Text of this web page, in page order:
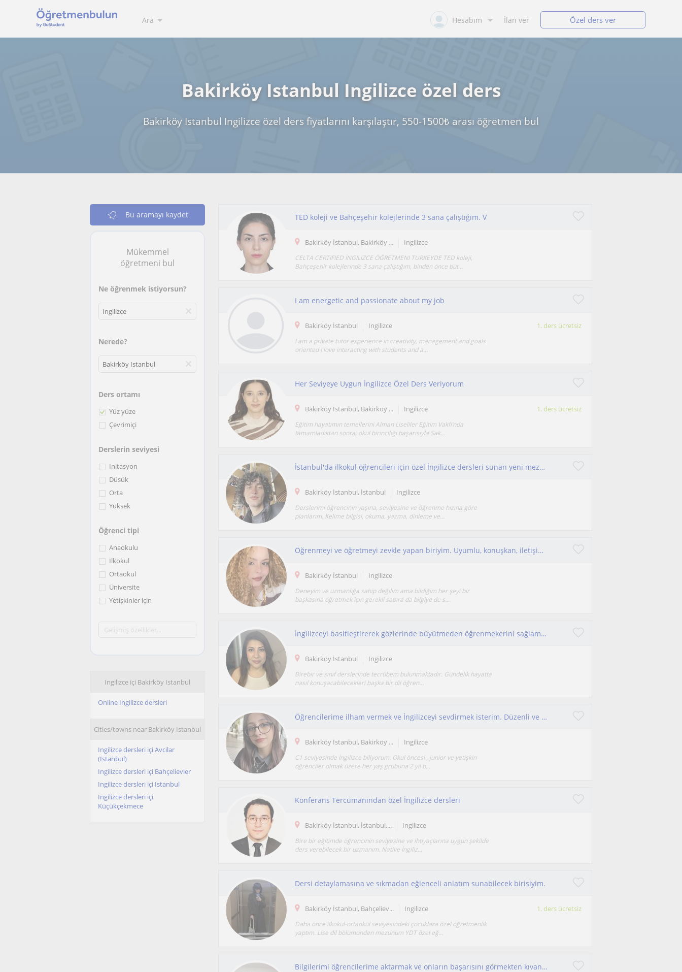
Ara Hesabım İlan ver Özel ders ver
Bakirköy Istanbul Ingilizce özel ders
Bakirköy Istanbul Ingilizce özel ders fiyatlarını karşılaştır, 550-1500₺ arası öğretmen bul
Bu aramayı kaydet
Mükemmel
öğretmeni bul
Ne öğrenmek istiyorsun?
Nerede?
Ders ortamı
Yüz yüze
Çevrimiçi
Derslerin seviyesi
Initasyon
Düsük
Orta
Yüksek
Öğrenci tipi
Anaokulu
İlkokul
Ortaokul
Üniversite
Yetişkinler için
Ingilizce içi Bakirköy Istanbul
Online Ingilizce dersleri
Cities/towns near Bakirköy Istanbul
Ingilizce dersleri içi Avcilar
(Istanbul)
Ingilizce dersleri içi Bahçelievler
Ingilizce dersleri içi Istanbul
Ingilizce dersleri içi
Küçükçekmece
TED koleji ve Bahçeşehir kolejlerinde 3 sana çalıştığım. V
Bakirköy İstanbul, Bakirköy ... Ingilizce
CELTA CERTIFIED İNGILIZCE ÖĞRETMENI TURKEYDE TED koleji,
Bahçeşehir kolejlerinde 3 sana çalıştığım, binden önce büt...
I am energetic and passionate about my job
Bakirköy İstanbul Ingilizce 1. ders ücretsiz
I am a private tutor experience in creativity, management and goals
oriented I love interacting with students and a...
Her Seviyeye Uygun İngilizce Özel Ders Veriyorum
Bakirköy İstanbul, Bakirköy ... Ingilizce 1. ders ücretsiz
Eğitim hayatımın temellerini Alman Liseliler Eğitim Vakfı’nda
tamamladıktan sonra, okul birinciliği başarısıyla Sak...
İstanbul'da ilkokul öğrencileri için özel İngilizce dersleri sunan yeni mezun anadili Türkçe olan öğretmen
Bakirköy İstanbul, İstanbul Ingilizce
Derslerimi öğrencinin yaşına, seviyesine ve öğrenme hızına göre
planlarım. Kelime bilgisi, okuma, yazma, dinleme ve...
Öğrenmeyi ve öğretmeyi zevkle yapan biriyim. Uyumlu, konuşkan, iletişim yanı güçlü biriyim.
Bakirköy İstanbul Ingilizce
Deneyim ve uzmanlığa sahip değilim ama bildiğim her şeyi bir
başkasına öğretmek için gerekli sabıra da bilgiye de s...
İngilizceyi basitleştirerek gözlerinde büyütmeden öğrenmekerini sağlamak Ortaöğretim öğrencilerine yönelik
Bakirköy İstanbul Ingilizce
Birebir ve sınıf derslerinde tecrübem bulunmaktadır. Gündelik hayatta
nasıl konuşacabilecekleri başka bir dil öğren...
Öğrencilerime ilham vermek ve İngilizceyi sevdirmek isterim. Düzenli ve tertipliyimdir . Daha önce her yaş grubuyla deneyimim oldu
Bakirköy İstanbul, Bakirköy ... Ingilizce
C1 seviyesinde İngilizce biliyorum. Okul öncesi , junior ve yetişkin
öğrenciler olmak üzere her yaş grubuna 2 yıl b...
Konferans Tercümanından özel İngilizce dersleri
Bakirköy İstanbul, İstanbul,... Ingilizce
Bire bir eğitimde öğrencinin seviyesine ve ihtiyaçlarına uygun şekilde
ders verebilecek bir uzmanım. Native İngiliz...
Dersi detaylamasına ve sıkmadan eğlenceli anlatım sunabilecek birisiyim.
Bakirköy İstanbul, Bahçeliev... Ingilizce 1. ders ücretsiz
Daha önce ilkokul-ortaokul seviyesindeki çocuklara özel öğretmenlik
yaptım. Lise dil bölümünden mezunum YDT özel eğ...
Bilgilerimi öğrencilerime aktarmak ve onların başarısını görmekten kıvanç duyarım